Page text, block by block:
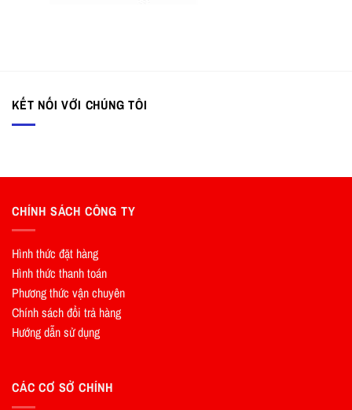
KẾT NỐI VỚI CHÚNG TÔI
CHÍNH SÁCH CÔNG TY
Hình thức đặt hàng
Hình thức thanh toán
Phương thức vận chuyên
Chính sách đổi trả hàng
Hướng dẫn sử dụng
CÁC CƠ SỞ CHÍNH